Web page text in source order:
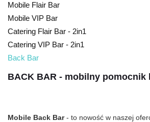
Mobile Flair Bar
Mobile VIP Bar
Catering Flair Bar - 2in1
Catering VIP Bar - 2in1
Back Bar
BACK BAR - mobilny pomocnik
Mobile Back Bar- to nowość w naszej